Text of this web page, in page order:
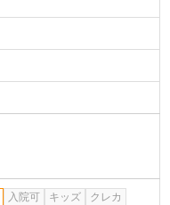
入院可 キッズ
クレカ